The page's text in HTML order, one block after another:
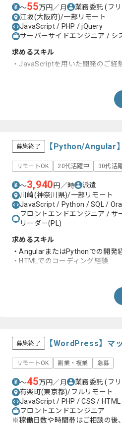
〜55万円／月 業務委託(フ
江坂(大阪府)/一部リモート
JavaScript / PHP / jQuery
サーバーサイドエンジニア / シ
求めるスキル
・JavaScriptを用いた開発のご経
募集終了 【Python/Angular
リモートOK 20代活躍中 30代活
〜3,940円／時
派遣
川崎(神奈川県)/一部リモート
JavaScript / Python / SQL /
フロントエンドエンジニア /
リーダー(PL)
求めるスキル
・AngularまたはPythonでの開発
・HTMLでのコーディング経験
募集終了 【WordPress】マ
リモートOK 副業・複業 急募
〜45万円／月 業務委託(フ
有楽町(東京都)/フルリモート
JavaScript / PHP / CSS /
フロントエンドエンジニア
※稼働日数や時間帯はご相談の後